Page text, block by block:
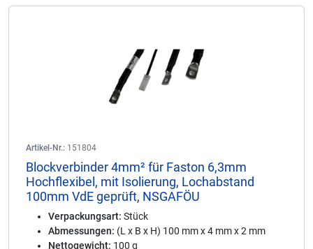
Artikel-Nr.: 151804
Blockverbinder 4mm² für Faston 6,3mm
Hochflexibel, mit Isolierung, Lochabstand
100mm VdE geprüft, NSGAFÖU
Verpackungsart: Stück
Abmessungen: (L x B x H) 100 mm x 4 mm x 2 mm
Nettogewicht: 100 g